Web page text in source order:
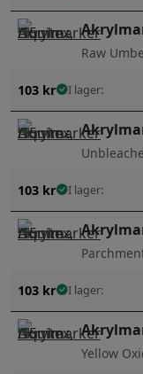
Raw
103 kr I lager:
103 kr I lager:
103 kr I lager:
Yellow